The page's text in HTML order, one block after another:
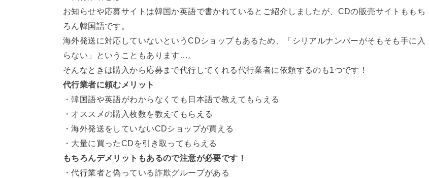
お知らせや応募サイトは韓国か英語で書かれているとご紹介しましたが、CDの販売サイトももち
ろん韓国語です。
海外発送に対応していないというCDショップもあるため、「シリアルナンバーがそもそも手に入
らない」ということもあります…。
そんなときは購入から応募まで代行してくれる代行業者に依頼するのも1つです！
代行業者に頼むメリット
・韓国語や英語がわからなくても日本語で教えてもらえる
・オススメの購入枚数を教えてもらえる
・海外発送をしていないCDショップが買える
・大量に買ったCDを引き取ってもらえる
もちろんデメリットもあるので注意が必要です！
・代行業者と偽っている詐欺グループがある